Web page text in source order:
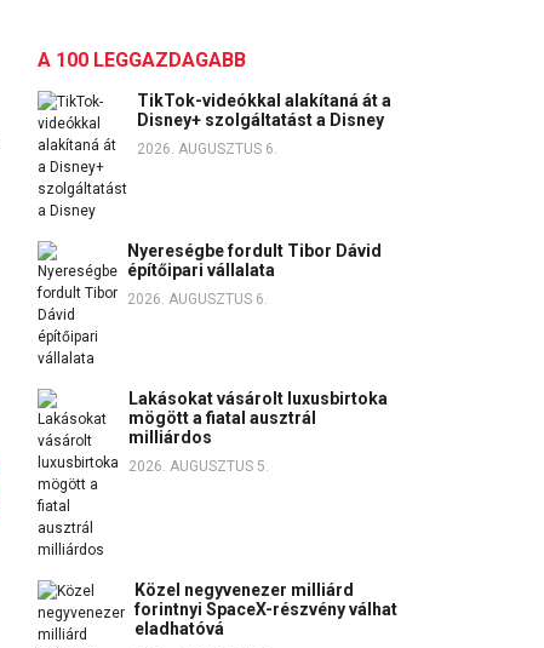
A 100 LEGGAZDAGABB
TikTok-videókkal alakítaná át a
Disney+ szolgáltatást a Disney
2026. AUGUSZTUS 6.
Nyereségbe fordult Tibor Dávid
építőipari vállalata
2026. AUGUSZTUS 6.
Lakásokat vásárolt luxusbirtoka
mögött a fiatal ausztrál
milliárdos
2026. AUGUSZTUS 5.
Közel negyvenezer milliárd
forintnyi SpaceX-részvény válhat
eladhatóvá